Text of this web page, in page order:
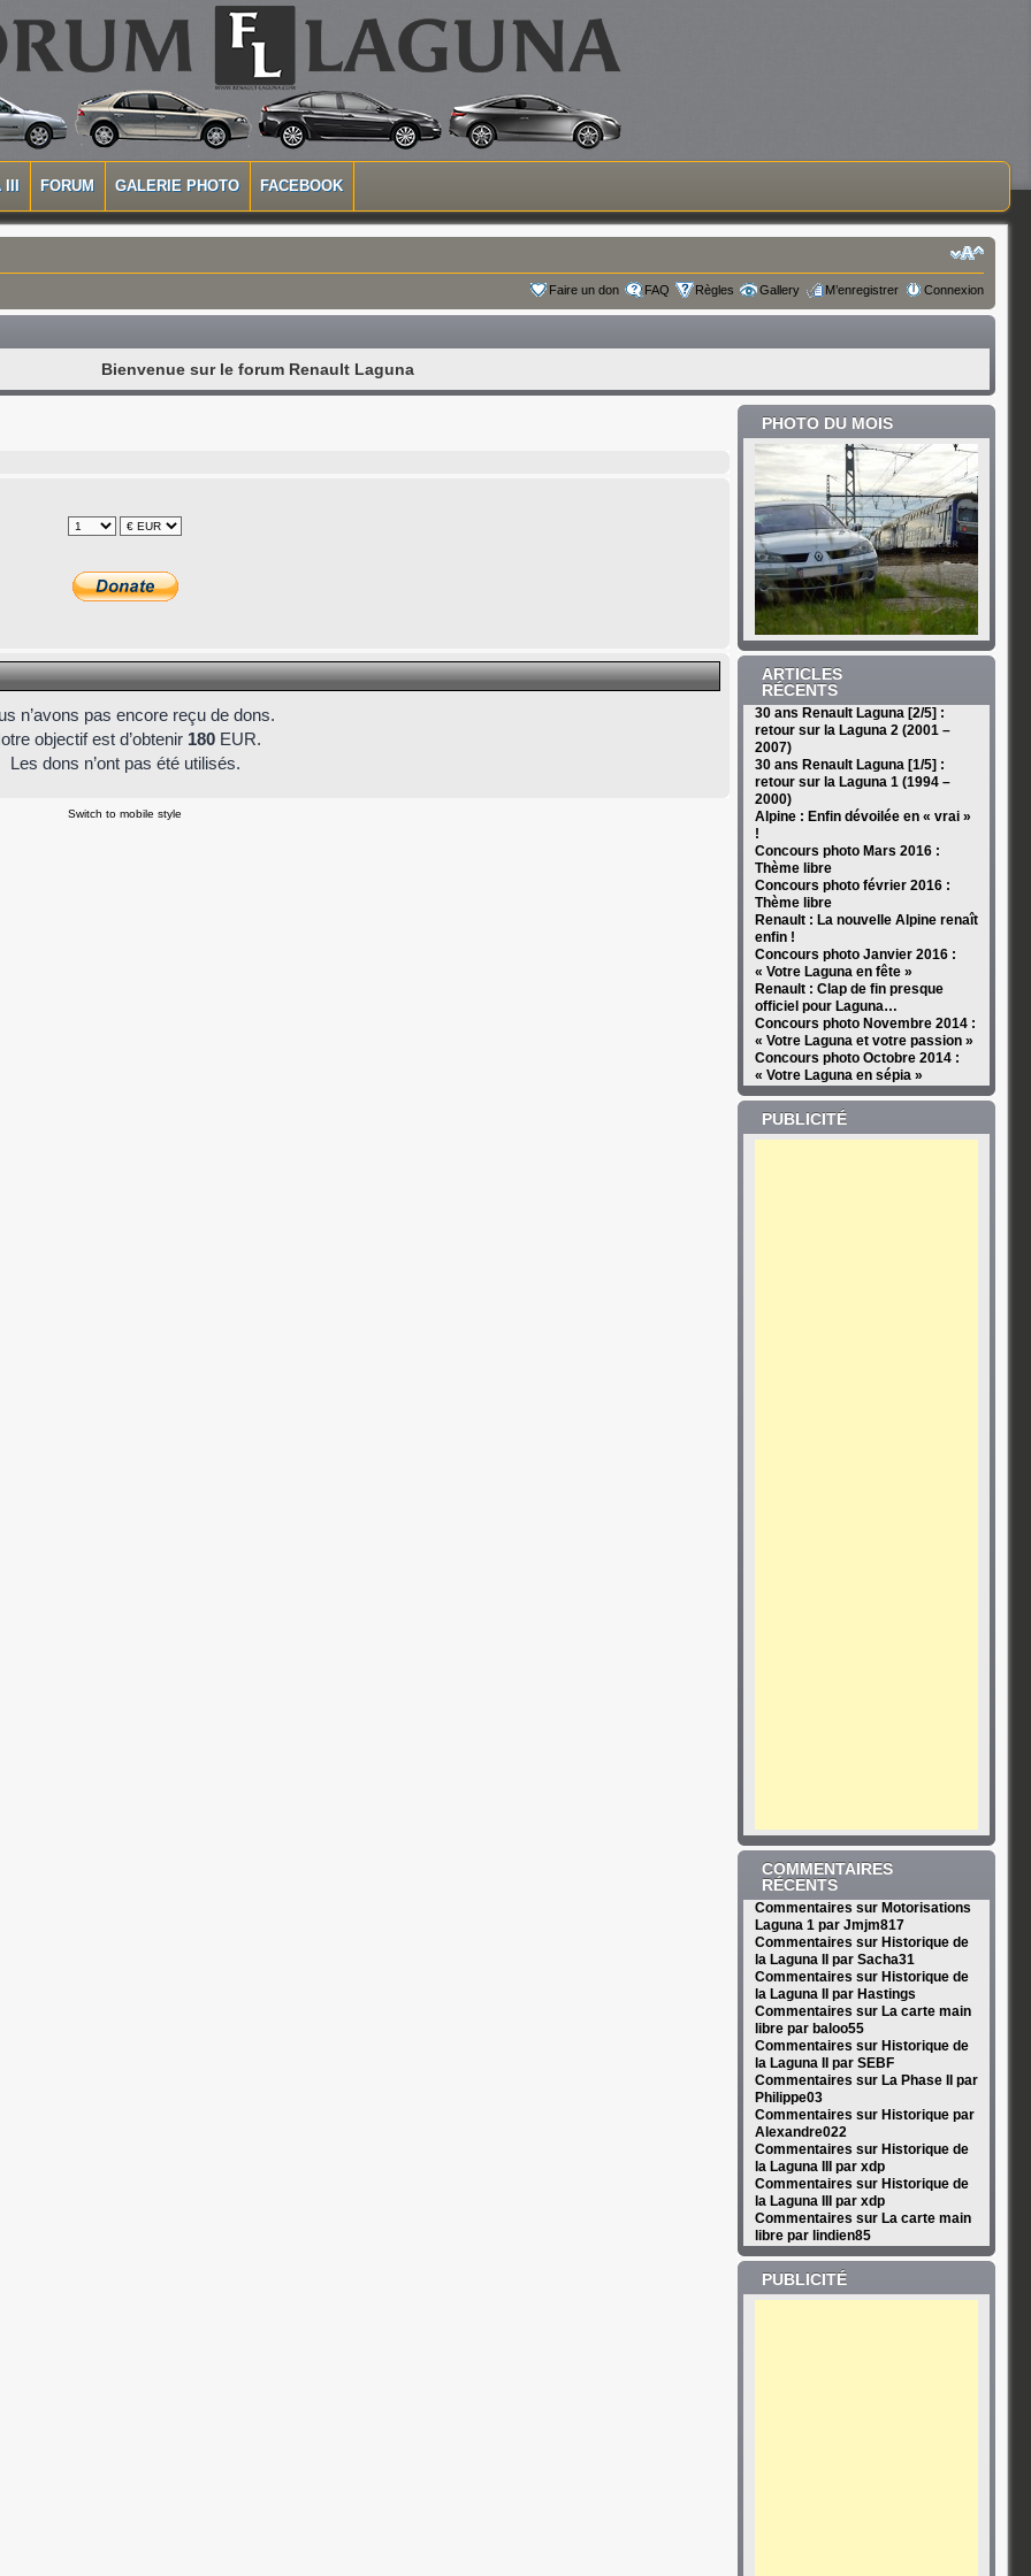
III FORUM GALERIE PHOTO FACEBOOK
Faire un don FAQ Règles Gallery M’enregistrer Connexion
Bienvenue sur le forum Renault Laguna
n’avons pas encore reçu de dons.
objectif est d’obtenir 180 EUR.
Les dons n’ont pas été utilisés.
Switch to mobile style
PHOTO DU MOIS
ARTICLES
RÉCENTS
30 ans Renault Laguna [2/5] :
retour sur la Laguna 2 (2001 –
2007)
30 ans Renault Laguna [1/5] :
retour sur la Laguna 1 (1994 –
2000)
Alpine : Enfin dévoilée en « vrai »
!
Concours photo Mars 2016 :
Thème libre
Concours photo février 2016 :
Thème libre
Renault : La nouvelle Alpine renaît
enfin !
Concours photo Janvier 2016 :
« Votre Laguna en fête »
Renault : Clap de fin presque
officiel pour Laguna…
Concours photo Novembre 2014 :
« Votre Laguna et votre passion »
Concours photo Octobre 2014 :
« Votre Laguna en sépia »
PUBLICITÉ
COMMENTAIRES
RÉCENTS
Commentaires sur Motorisations
Laguna 1 par Jmjm817
Commentaires sur Historique de
la Laguna II par Sacha31
Commentaires sur Historique de
la Laguna II par Hastings
Commentaires sur La carte main
libre par baloo55
Commentaires sur Historique de
la Laguna II par SEBF
Commentaires sur La Phase II par
Philippe03
Commentaires sur Historique par
Alexandre022
Commentaires sur Historique de
la Laguna III par xdp
Commentaires sur Historique de
la Laguna III par xdp
Commentaires sur La carte main
libre par lindien85
PUBLICITÉ